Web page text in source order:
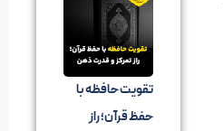
تقویت حافظه با
حفظ قرآن؛ راز